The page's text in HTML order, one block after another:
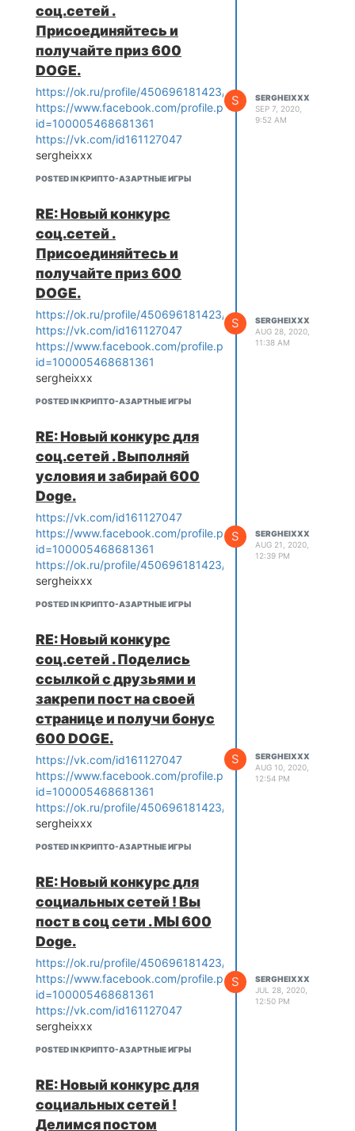
соц.сетей .
Присоединяйтесь и
получайте приз 600
DOGE.
https://ok.ru/profile/450696181423/statuses
https://www.facebook.com/profile.php?
id=100005468681361
https://vk.com/id161127047
sergheixxx
POSTED IN КРИПТО-АЗАРТНЫЕ ИГРЫ
S
SERGHEIXXX
SEP 7, 2020,
9:52 AM
RE: Новый конкурс
соц.сетей .
Присоединяйтесь и
получайте приз 600
DOGE.
https://ok.ru/profile/450696181423/statuses
https://vk.com/id161127047
https://www.facebook.com/profile.php?
id=100005468681361
sergheixxx
POSTED IN КРИПТО-АЗАРТНЫЕ ИГРЫ
S
SERGHEIXXX
AUG 28, 2020,
11:38 AM
RE: Новый конкурс для
соц.сетей . Выполняй
условия и забирай 600
Doge.
https://vk.com/id161127047
https://www.facebook.com/profile.php?
id=100005468681361
https://ok.ru/profile/450696181423/statuses
sergheixxx
POSTED IN КРИПТО-АЗАРТНЫЕ ИГРЫ
S
SERGHEIXXX
AUG 21, 2020,
12:39 PM
RE: Новый конкурс
соц.сетей . Поделись
ссылкой с друзьями и
закрепи пост на своей
странице и получи бонус
600 DOGE.
https://vk.com/id161127047
https://www.facebook.com/profile.php?
id=100005468681361
https://ok.ru/profile/450696181423/statuses
sergheixxx
POSTED IN КРИПТО-АЗАРТНЫЕ ИГРЫ
S
SERGHEIXXX
AUG 10, 2020,
12:54 PM
RE: Новый конкурс для
социальных сетей ! Вы
пост в соц сети . МЫ 600
Doge.
https://ok.ru/profile/450696181423/statuses
https://www.facebook.com/profile.php?
id=100005468681361
https://vk.com/id161127047
sergheixxx
POSTED IN КРИПТО-АЗАРТНЫЕ ИГРЫ
S
SERGHEIXXX
JUL 28, 2020,
12:50 PM
RE: Новый конкурс для
социальных сетей !
Делимся постом